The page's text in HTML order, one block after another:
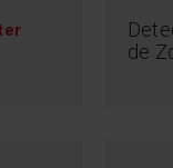
e tem de deixar a
de